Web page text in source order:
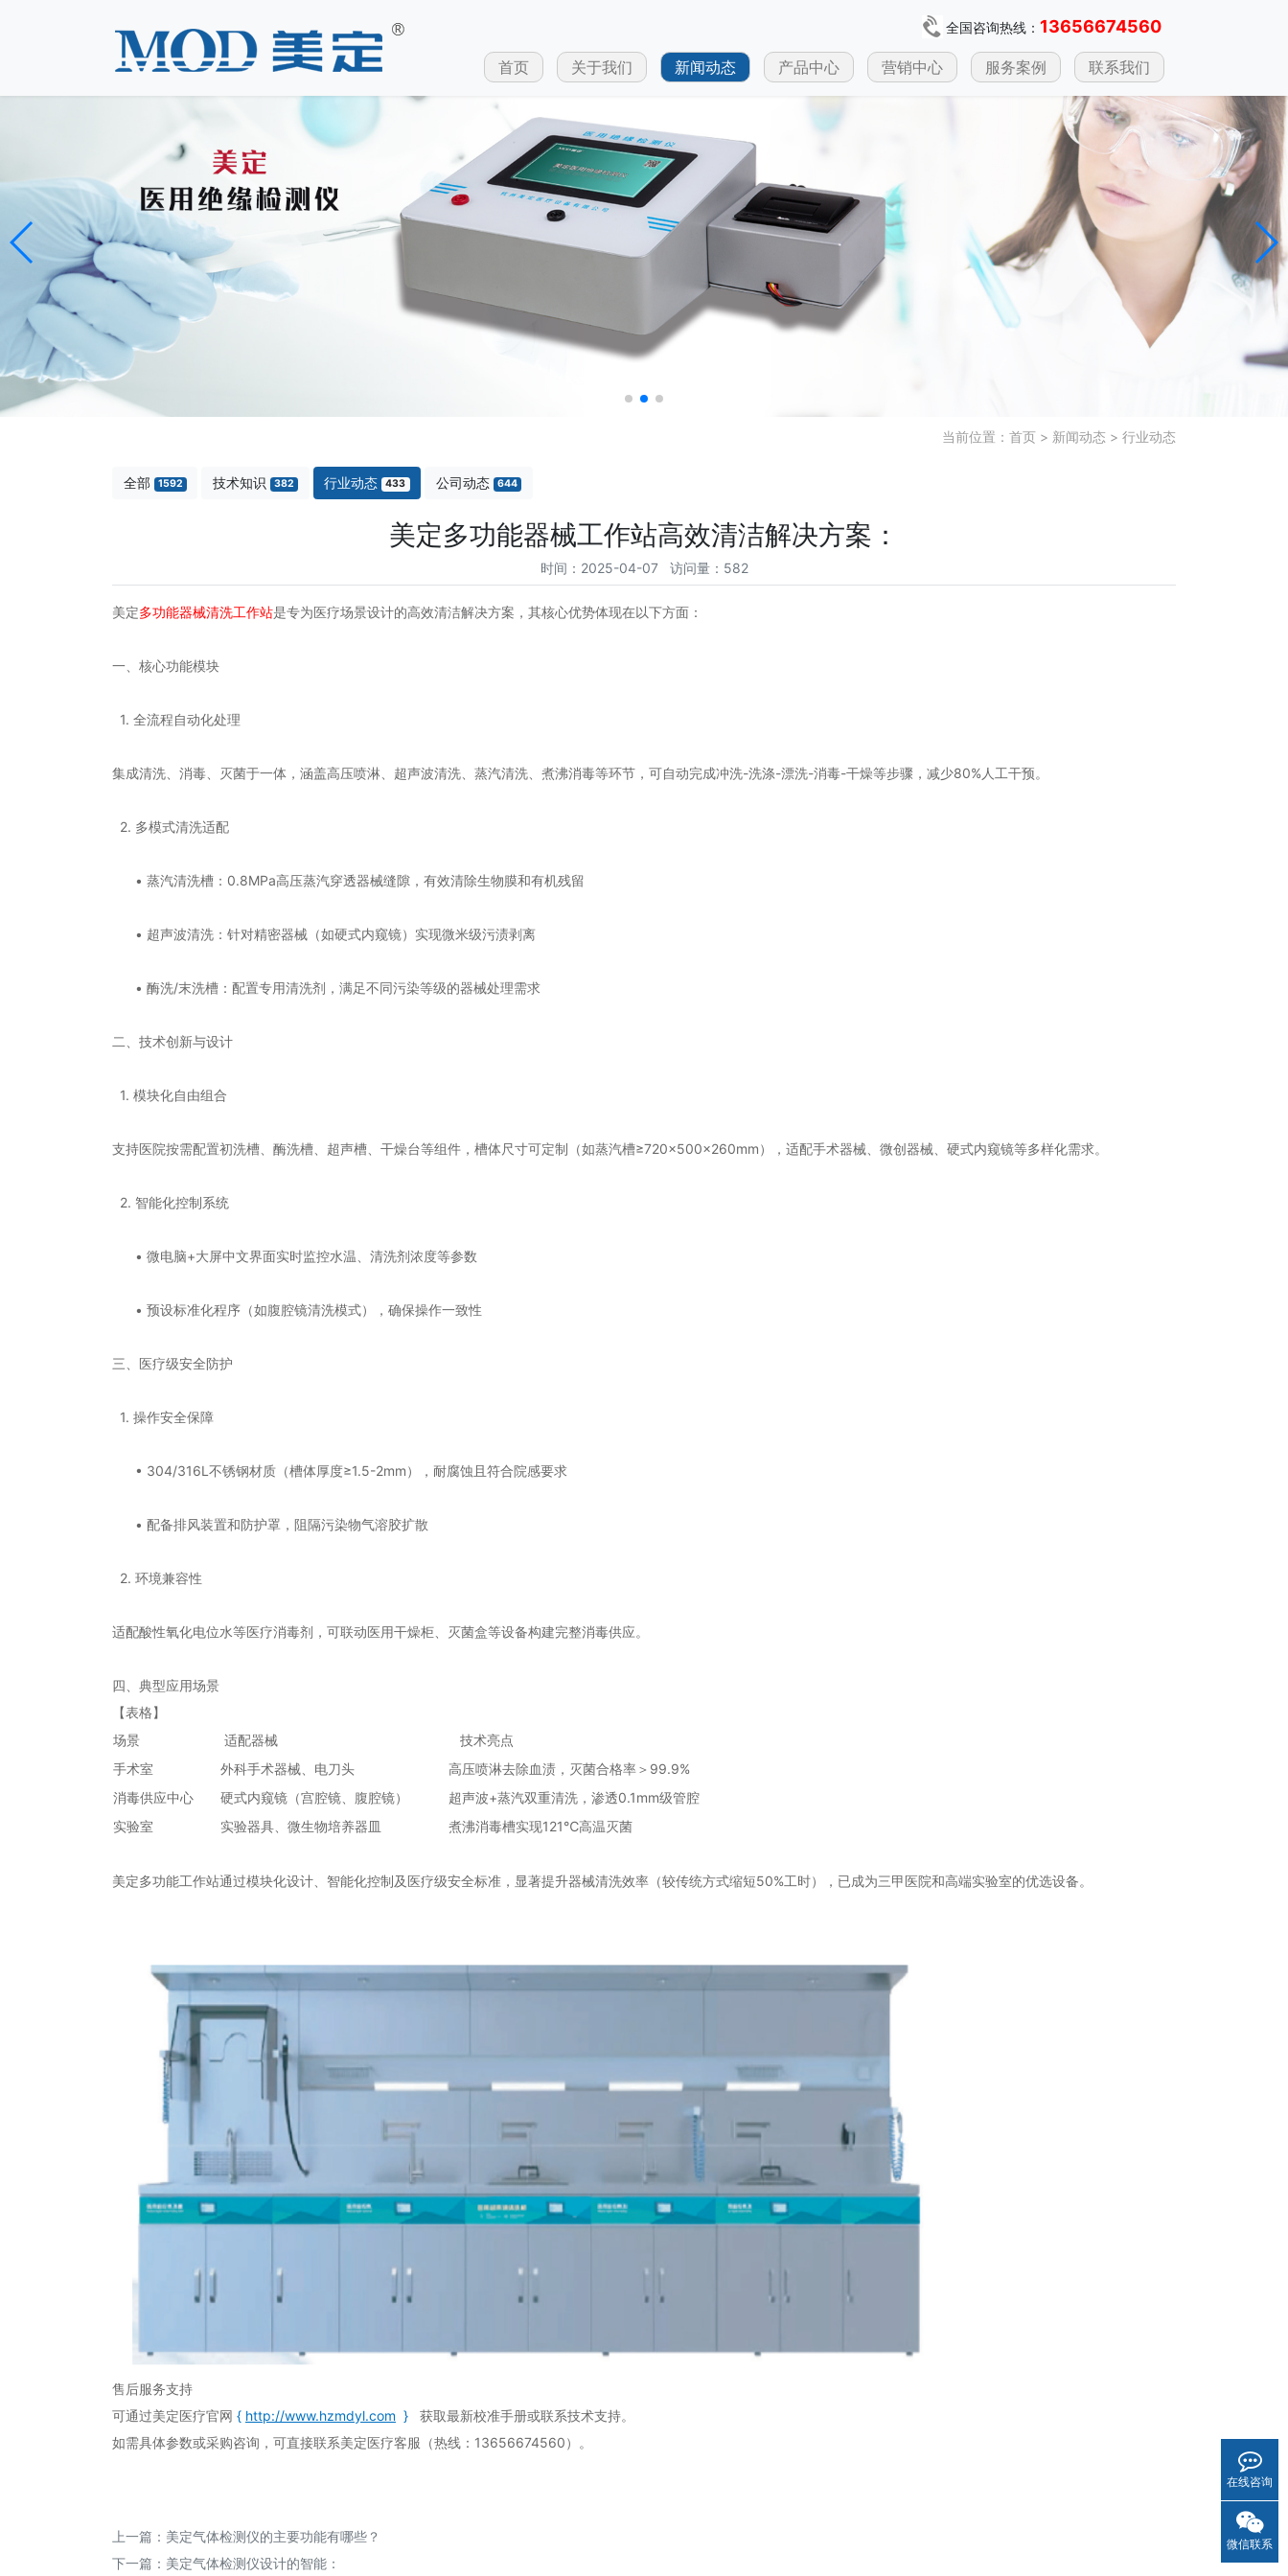
全国咨询热线： 13656674560
首页 关于我们 新闻动态 产品中心 营销中心 服务案例 联系我们
当前位置： 首页 > 新闻动态 > 行业动态
全部 1592 技术知识 382 行业动态 433 公司动态 644
美定多功能器械工作站高效清洁解决方案：
时间：2025-04-07 访问量：582
美定多功能器械清洗工作站是专为医疗场景设计的高效清洁解决方案，其核心优势体现在以下方面：
一、核心功能模块
1. 全流程自动化处理
集成清洗、消毒、灭菌于一体，涵盖高压喷淋、超声波清洗、蒸汽清洗、煮沸消毒等环节，可自动完成冲洗-洗涤-漂洗-消毒-干燥等步骤，减少80%人工干预。
2. 多模式清洗适配
• 蒸汽清洗槽：0.8MPa高压蒸汽穿透器械缝隙，有效清除生物膜和有机残留
• 超声波清洗：针对精密器械（如硬式内窥镜）实现微米级污渍剥离
• 酶洗/末洗槽：配置专用清洗剂，满足不同污染等级的器械处理需求
二、技术创新与设计
1. 模块化自由组合
支持医院按需配置初洗槽、酶洗槽、超声槽、干燥台等组件，槽体尺寸可定制（如蒸汽槽≥720×500×260mm），适配手术器械、微创器械、硬式内窥镜等多样化需求。
2. 智能化控制系统
• 微电脑+大屏中文界面实时监控水温、清洗剂浓度等参数
• 预设标准化程序（如腹腔镜清洗模式），确保操作一致性
三、医疗级安全防护
1. 操作安全保障
• 304/316L不锈钢材质（槽体厚度≥1.5-2mm），耐腐蚀且符合院感要求
• 配备排风装置和防护罩，阻隔污染物气溶胶扩散
2. 环境兼容性
适配酸性氧化电位水等医疗消毒剂，可联动医用干燥柜、灭菌盒等设备构建完整消毒供应。
四、典型应用场景
【表格】
场景
适配器械
技术亮点
手术室
外科手术器械、电刀头
高压喷淋去除血渍，灭菌合格率＞99.9%
消毒供应中心
硬式内窥镜（宫腔镜、腹腔镜）
超声波+蒸汽双重清洗，渗透0.1mm级管腔
实验室
实验器具、微生物培养器皿 煮沸消毒槽实现121℃高温灭菌
美定多功能工作站通过模块化设计、智能化控制及医疗级安全标准，显著提升器械清洗效率（较传统方式缩短50%工时），已成为三甲医院和高端实验室的优选设备。
售后服务支持
可通过美定医疗官网 { http://www.hzmdyl.com }
获取最新校准手册或联系技术支持。
如需具体参数或采购咨询，可直接联系美定医疗客服（热线：13656674560）。
上一篇： 美定气体检测仪的主要功能有哪些？
下一篇： 美定气体检测仪设计的智能：
在线咨询
微信联系